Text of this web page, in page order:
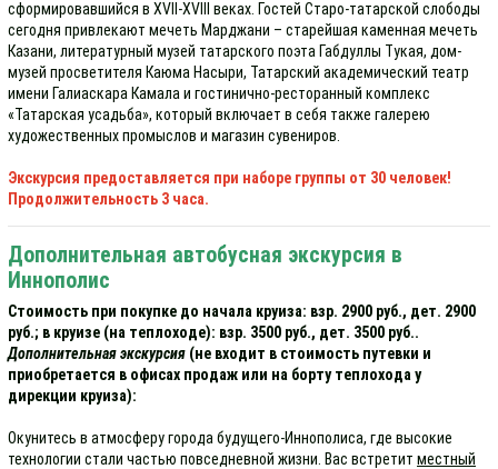
сформировавшийся в XVII-XVIII веках. Гостей Старо-татарской слободы
сегодня привлекают мечеть Марджани – старейшая каменная мечеть
Казани, литературный музей татарского поэта Габдуллы Тукая, дом-
музей просветителя Каюма Насыри, Татарский академический театр
имени Галиаскара Камала и гостинично-ресторанный комплекс
«Татарская усадьба», который включает в себя также галерею
художественных промыслов и магазин сувениров.
Экскурсия предоставляется при наборе группы от 30 человек!
Продолжительность 3 часа.
Дополнительная автобусная экскурсия в
Иннополис
Стоимость при покупке до начала круиза: взр. 2900 руб., дет. 2900
руб.; в круизе (на теплоходе): взр. 3500 руб., дет. 3500 руб..
Дополнительная экскурсия (не входит в стоимость путевки и
приобретается в офисах продаж или на борту теплохода у
дирекции круиза):
Окунитесь в атмосферу города будущего-Иннополиса, где высокие
технологии стали частью повседневной жизни. Вас встретит местный